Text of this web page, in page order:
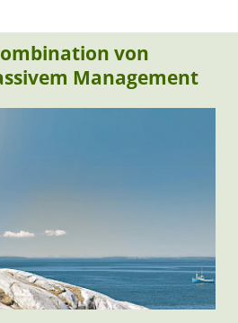
von
Management